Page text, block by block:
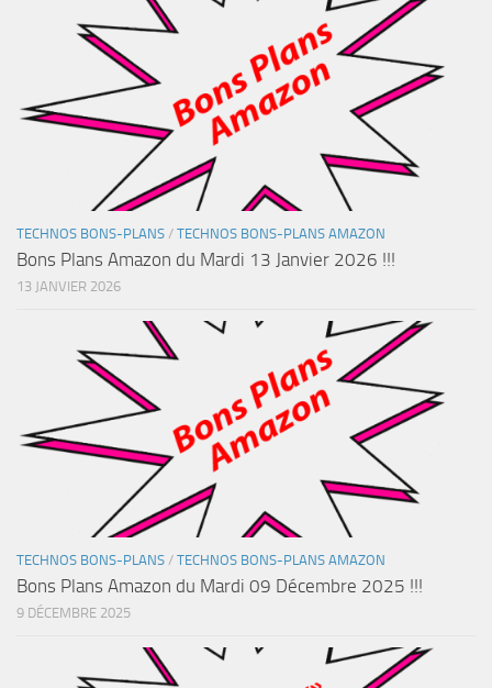
TECHNOS BONS-PLANS / TECHNOS BONS-PLANS AMAZON
Bons Plans Amazon du Mardi 13 Janvier 2026 !!!
13 JANVIER 2026
TECHNOS BONS-PLANS / TECHNOS BONS-PLANS AMAZON
Bons Plans Amazon du Mardi 09 Décembre 2025 !!!
9 DÉCEMBRE 2025